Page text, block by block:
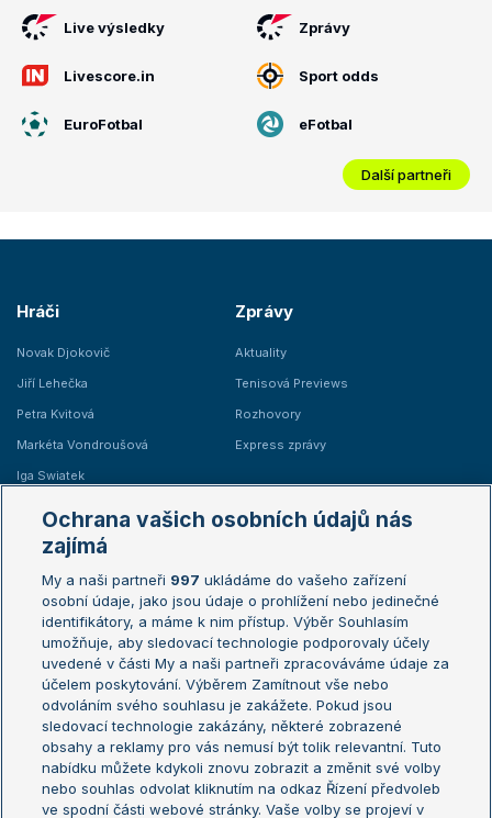
Live výsledky Zprávy
Livescore.in Sport odds
EuroFotbal eFotbal
Další partneři
Hráči
Novak Djokovič
Jiří Lehečka
Petra Kvitová
Markéta Vondroušová
Iga Swiatek
Zprávy
Aktuality
Tenisová Previews
Rozhovory
Express zprávy
Žebříčky
Žebříček ATP (muži)
Žebříček WTA (ženy)
Sázkařský žebříček
Australian Open
French Open
Wimbledon
US Open
Turnaj mistrů
Turnaj mistryň
Aktualní trendy
Fotbalové přestupy
Ochrana vašich osobních údajů nás
zajímá
My a naši partneři 997 ukládáme do vašeho zařízení
osobní údaje, jako jsou údaje o prohlížení nebo jedinečné
identifikátory, a máme k nim přístup. Výběr Souhlasím
umožňuje, aby sledovací technologie podporovaly účely
uvedené v části My a naši partneři zpracováváme údaje za
účelem poskytování. Výběrem Zamítnout vše nebo
odvoláním svého souhlasu je zakážete. Pokud jsou
sledovací technologie zakázány, některé zobrazené
obsahy a reklamy pro vás nemusí být tolik relevantní. Tuto
nabídku můžete kdykoli znovu zobrazit a změnit své volby
nebo souhlas odvolat kliknutím na odkaz Řízení předvoleb
ve spodní části webové stránky. Vaše volby se projeví v